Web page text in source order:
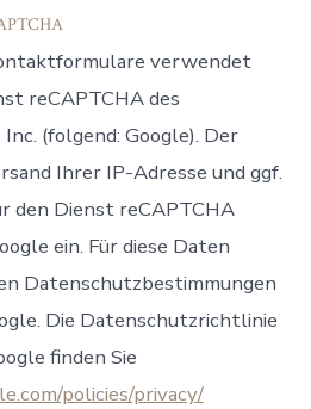
verwendet
reCAPTCHA des
(folgend: Google). Der
Ihrer IP-Adresse und ggf.
den Dienst reCAPTCHA
ein. Für diese Daten
Datenschutzbestimmungen
Die Datenschutzrichtlinie
finden Sie
policies/privacy/